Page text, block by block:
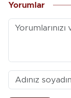
Yorumlar